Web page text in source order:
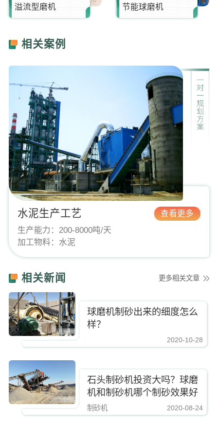
溢流型磨机 节能球磨机
相关案例
查看更多
水泥生产工艺
生产能力： 200-8000吨/天
加工物料： 水泥
相关新闻 更多相关文章
https://www.zhishaji.cn/Upload/Editor/image/20201028142825_55919.jpg,
球磨机制砂出来的细度怎么
样？
2020-10-28
https://www.zhishaji.cn/Upload/Editor/image/
石头制砂机投资大吗？球磨
机和制砂机哪个制砂效果好
制砂机 2020-08-24